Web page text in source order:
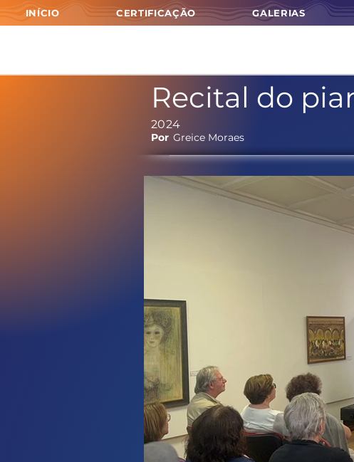
INÍCIO CERTIFICAÇÃO GALERIAS
Recital do
2024
Por Greice Moraes